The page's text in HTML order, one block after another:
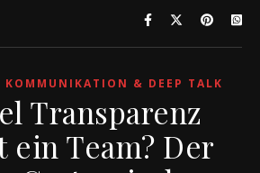
KOMMUNIKATION & DEEP TALK
Transparenz
ein Team? Der